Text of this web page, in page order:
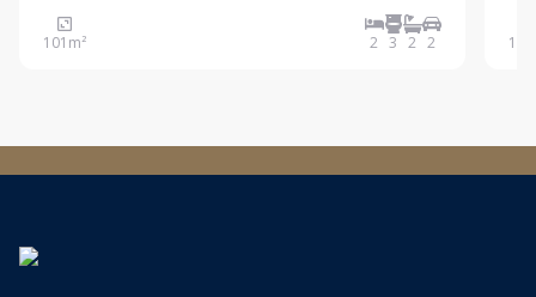
condomínio é bem equipado com diversas
instalações, apropriado para quem busca lazer sem
101 m² 2 3 2 2 125